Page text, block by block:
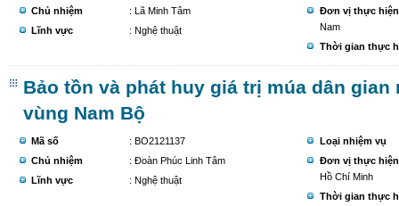
Chủ nhiệm
: Lã Minh Tâm
Lĩnh vực
: Nghệ thuật
Đơn vị thực hiện
Nam
Thời gian thực
Bảo tồn và phát huy giá trị múa dân
vùng Nam Bộ
Mã số
: BO2121137
Chủ nhiệm
: Đoàn Phúc Linh Tâm
Lĩnh vực
: Nghệ thuật
Loại nhiệm vụ
Đơn vị thực hiện
Hồ Chí Minh
Thời gian thực